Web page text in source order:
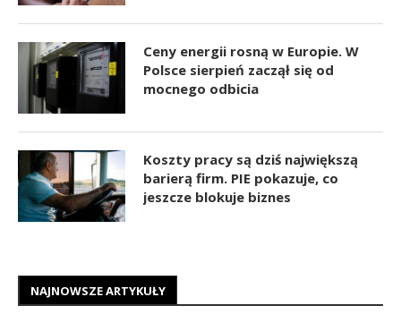
Ceny energii rosną w Europie. W
Polsce sierpień zaczął się od
mocnego odbicia
Koszty pracy są dziś największą
barierą firm. PIE pokazuje, co
jeszcze blokuje biznes
NAJNOWSZE ARTYKUŁY